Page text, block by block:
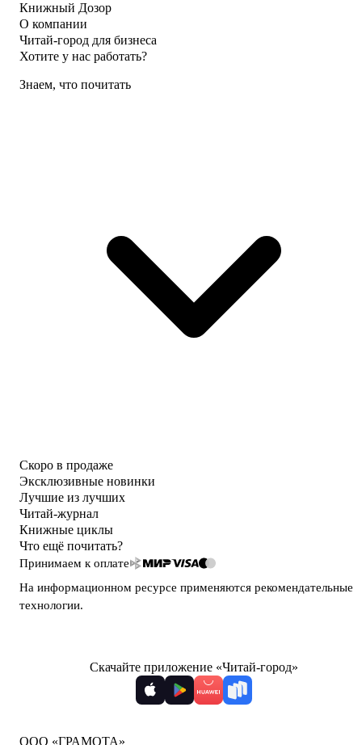
Книжный Дозор
О компании
Читай-город для бизнеса
Хотите у нас работать?
Знаем, что почитать
Скоро в продаже
Эксклюзивные новинки
Лучшие из лучших
Читай-журнал
Книжные циклы
Что ещё почитать?
Принимаем к оплате
На информационном ресурсе применяются рекомендательные
технологии.
Скачайте приложение «Читай-город»
ООО «ГРАМОТА»